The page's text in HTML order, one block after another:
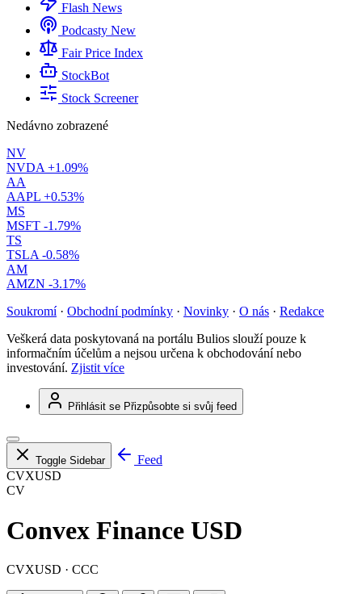
Flash News
Podcasty New
Fair Price Index
StockBot
Stock Screener
Nedávno zobrazené
NV
NVDA +1.09%
AA
AAPL +0.53%
MS
MSFT -1.79%
TS
TSLA -0.58%
AM
AMZN -3.17%
Soukromí · Obchodní podmínky · Novinky · O nás · Redakce
Veškerá data poskytovaná na portálu Bulios slouží pouze k
informačním účelům a nejsou určena k obchodování nebo
investování. Zjistit více
Přihlásit se Přizpůsobte si svůj feed
Toggle Sidebar
Feed
CVXUSD
CV
Convex Finance USD
CVXUSD · CCC